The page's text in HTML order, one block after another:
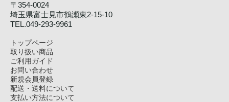
〒354-0024
埼玉県富士見市鶴瀬東2-15-10
TEL.049-293-9961
トップページ
取り扱い商品
ご利用ガイド
お問い合わせ
新規会員登録
配送・送料について
支払い方法について